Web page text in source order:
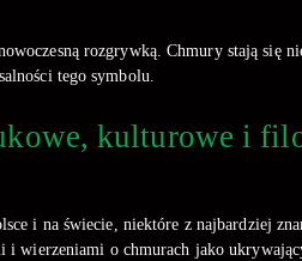
rozgrywką. Chmury stają się
tego symbolu.
kulturowe i
i na świecie, niektóre z najbardziej
wierzeniami o chmurach jako